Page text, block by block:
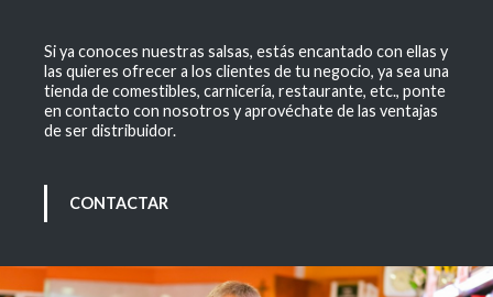
Si ya conoces nuestras salsas, estás encantado con ellas y
las quieres ofrecer a los clientes de tu negocio, ya sea una
tienda de comestibles, carnicería, restaurante, etc., ponte
en contacto con nosotros y aprovéchate de las ventajas
de ser distribuidor.
CONTACTAR